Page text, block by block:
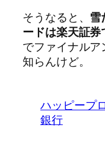
そうなると、 雪
ードは楽天証券
でファイナルア
知らんけど。
ハッピープ
銀行